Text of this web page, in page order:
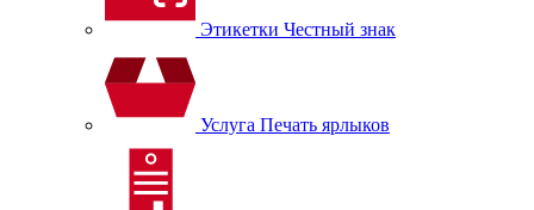
Этикетки Честный знак
Услуга Печать ярлыков